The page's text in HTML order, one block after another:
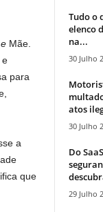
eMãe.
e
para
a
que
Tudo o
elenco
na...
30 Julho
atos
30 Julho
Do
29 Julho